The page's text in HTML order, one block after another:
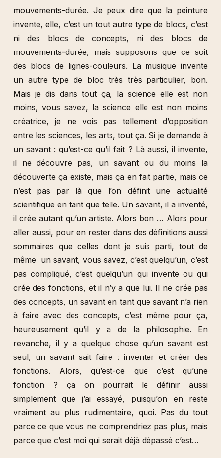
mouvements-durée. Je peux dire que la peinture
invente, elle, c’est un tout autre type de blocs, c’est
ni des blocs de concepts, ni des blocs de
mouvements-durée, mais supposons que ce soit
des blocs de lignes-couleurs. La musique invente
un autre type de bloc très très particulier, bon.
Mais je dis dans tout ça, la science elle est non
moins, vous savez, la science elle est non moins
créatrice, je ne vois pas tellement d’opposition
entre les sciences, les arts, tout ça. Si je demande à
un savant : qu’est-ce qu’il fait ? Là aussi, il invente,
il ne découvre pas, un savant ou du moins la
découverte ça existe, mais ça en fait partie, mais ce
n’est pas par là que l’on définit une actualité
scientifique en tant que telle. Un savant, il a inventé,
il crée autant qu’un artiste. Alors bon … Alors pour
aller aussi, pour en rester dans des définitions aussi
sommaires que celles dont je suis parti, tout de
même, un savant, vous savez, c’est quelqu’un, c’est
pas compliqué, c’est quelqu’un qui invente ou qui
crée des fonctions, et il n’y a que lui. Il ne crée pas
des concepts, un savant en tant que savant n’a rien
à faire avec des concepts, c’est même pour ça,
heureusement qu’il y a de la philosophie. En
revanche, il y a quelque chose qu’un savant est
seul, un savant sait faire : inventer et créer des
fonctions. Alors, qu’est-ce que c’est qu’une
fonction ? ça on pourrait le définir aussi
simplement que j’ai essayé, puisqu’on en reste
vraiment au plus rudimentaire, quoi. Pas du tout
parce ce que vous ne comprendriez pas plus, mais
parce que c’est moi qui serait déjà dépassé c’est…